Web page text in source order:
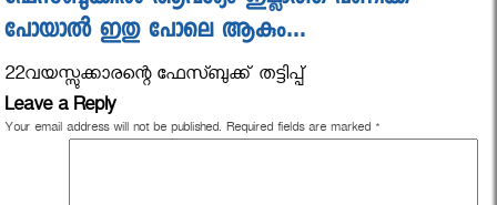
പോയാല്‍ ഇതു പോലെ ആകും…
22വയസ്സുക്കാരന്റെ ഫേസ്ബുക്ക് തട്ടിപ്പ്
Leave a Reply
Your email address will not be published. Required fields are marked *